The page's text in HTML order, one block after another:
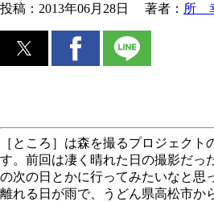
投稿： 2013年06月28日 著者： 所
［ところ］は森を撮るプロジェク
す。前回は凄く晴れた日の撮影だっ
の次の日とかに行ってみたいなと思
離れる日が雨で、うどん県高松市か